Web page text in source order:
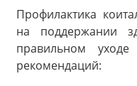
Профилактика
на поддержании
правильном
рекомендаций: